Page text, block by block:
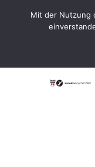
Mit der Nutzung